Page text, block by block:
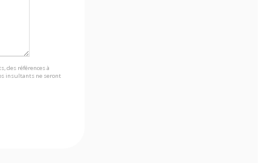
des références à
insultants ne seront